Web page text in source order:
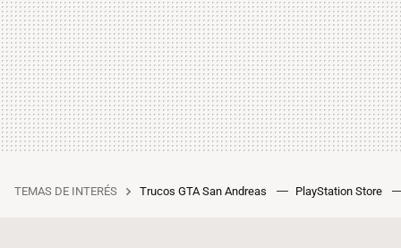
TEMAS DE INTERÉS Trucos GTA San Andreas PlayStation Store